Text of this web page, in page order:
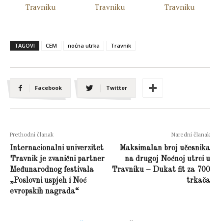
TAGOVI CEM noćna utrka Travnik
Facebook Twitter
Prethodni članak
Internacionalni univerzitet
Travnik je zvanični partner
Međunarodnog festivala
„Poslovni uspjeh i Noć
evropskih nagrada“
Naredni članak
Maksimalan broj učesnika
na drugoj Noćnoj utrci u
Travniku – Dukat fit za 700
trkača